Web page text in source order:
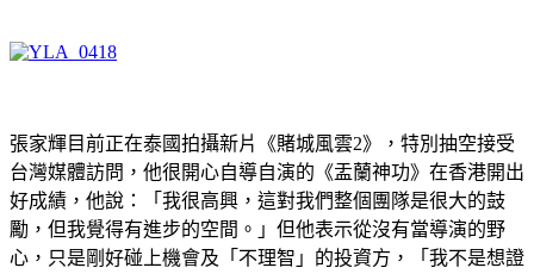
張家輝目前正在泰國拍攝新片《賭城風雲2》，特別抽空接受
台灣媒體訪問，他很開心自導自演的《盂蘭神功》在香港開出
好成績，他說：「我很高興，這對我們整個團隊是很大的鼓
勵，但我覺得有進步的空間。」但他表示從沒有當導演的野
心，只是剛好碰上機會及「不理智」的投資方，「我不是想證